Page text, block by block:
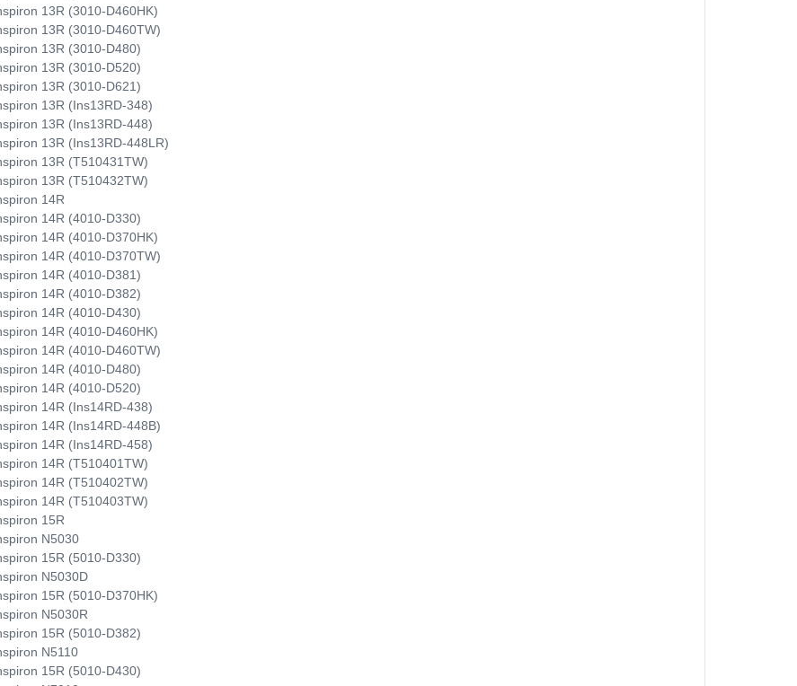
13R (3010-D460HK)
13R (3010-D460TW)
13R (3010-D480)
13R (3010-D520)
13R (3010-D621)
13R (Ins13RD-348)
13R (Ins13RD-448)
13R (Ins13RD-448LR)
13R (T510431TW)
13R (T510432TW)
14R
14R (4010-D330)
14R (4010-D370HK)
14R (4010-D370TW)
14R (4010-D381)
14R (4010-D382)
14R (4010-D430)
14R (4010-D460HK)
14R (4010-D460TW)
14R (4010-D480)
14R (4010-D520)
14R (Ins14RD-438)
14R (Ins14RD-448B)
14R (Ins14RD-458)
14R (T510401TW)
14R (T510402TW)
14R (T510403TW)
15R
N5030
15R (5010-D330)
N5030D
15R (5010-D370HK)
N5030R
15R (5010-D382)
N5110
15R (5010-D430)